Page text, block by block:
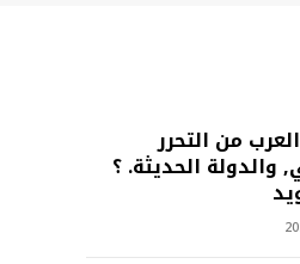
من التحرر
والدولة الحديثة. ؟